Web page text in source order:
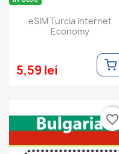
eSIM Turcia internet
Economy
5,59 lei
favorite_border